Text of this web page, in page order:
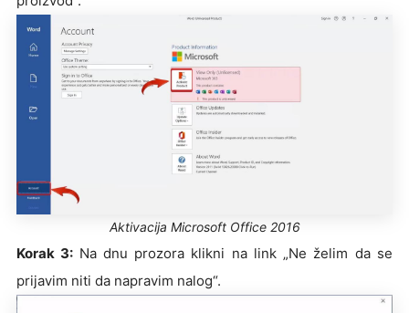
Aktivacija Microsoft Office 2016
Korak 3: Na dnu prozora klikni na link „Ne želim da se
prijavim niti da napravim nalog“.